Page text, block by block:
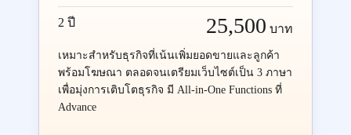
2 ปี 25,500 บาท
เหมาะสำหรับธุรกิจที่เน้นเพิ่มยอดขายและลูกค้า
พร้อมโฆษณา ตลอดจนเตรียมเว็บไซต์เป็น 3 ภาษา
เพื่อมุ่งการเติบโตธุรกิจ มี All-in-One Functions ที่
Advance